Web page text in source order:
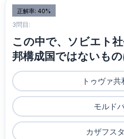
正解率: 40%
3問目:
この中で、ソビエト
邦構成国ではないもの
トゥヴァ共
モルド
カザフス